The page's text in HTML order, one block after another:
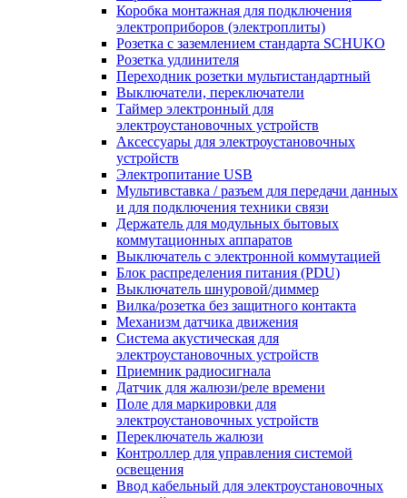
Коробка монтажная для подключения
электроприборов (электроплиты)
Розетка с заземлением стандарта SCHUKO
Розетка удлинителя
Переходник розетки мультистандартный
Выключатели, переключатели
Таймер электронный для
электроустановочных устройств
Аксессуары для электроустановочных
устройств
Электропитание USB
Мультивставка / разъем для передачи данных
и для подключения техники связи
Держатель для модульных бытовых
коммутационных аппаратов
Выключатель с электронной коммутацией
Блок распределения питания (PDU)
Выключатель шнуровой/диммер
Вилка/розетка без защитного контакта
Механизм датчика движения
Система акустическая для
электроустановочных устройств
Приемник радиосигнала
Датчик для жалюзи/реле времени
Поле для маркировки для
электроустановочных устройств
Переключатель жалюзи
Контроллер для управления системой
освещения
Ввод кабельный для электроустановочных